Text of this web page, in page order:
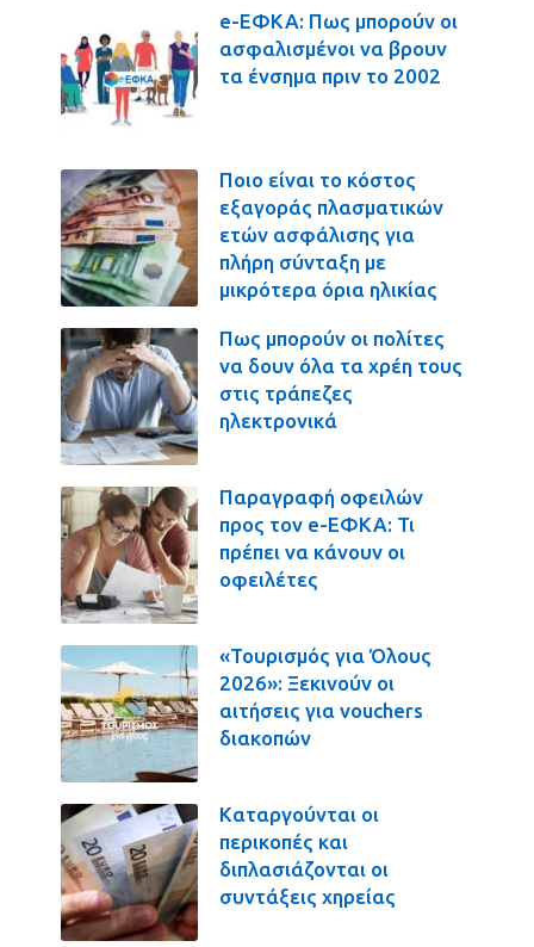
e-ΕΦΚΑ: Πως μπορούν οι
ασφαλισμένοι να βρουν
τα ένσημα πριν το 2002
Ποιο είναι το κόστος
εξαγοράς πλασματικών
ετών ασφάλισης για
πλήρη σύνταξη με
μικρότερα όρια ηλικίας
Πως μπορούν οι πολίτες
να δουν όλα τα χρέη τους
στις τράπεζες
ηλεκτρονικά
Παραγραφή οφειλών
προς τον e-ΕΦΚΑ: Τι
πρέπει να κάνουν οι
οφειλέτες
«Τουρισμός για Όλους
2026»: Ξεκινούν οι
αιτήσεις για vouchers
διακοπών
Καταργούνται οι
περικοπές και
διπλασιάζονται οι
συντάξεις χηρείας